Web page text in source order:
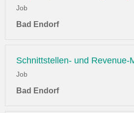
Job
Bad Endorf
Schnittstellen- und Revenue-
Job
Bad Endorf